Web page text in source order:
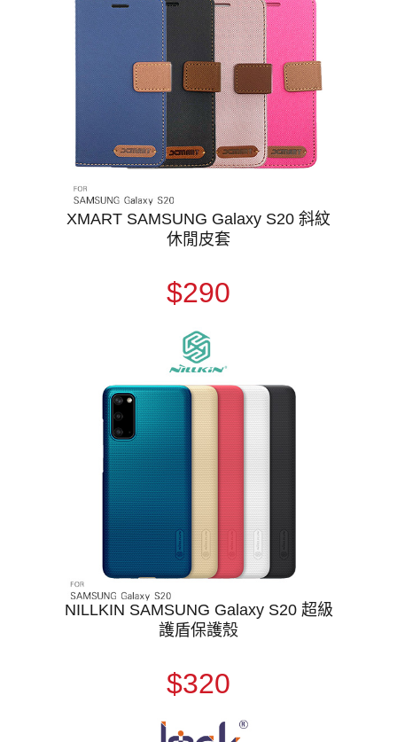
XMART SAMSUNG Galaxy S20 斜紋
休閒皮套
$290
NILLKIN SAMSUNG Galaxy S20 超級
護盾保護殼
$320